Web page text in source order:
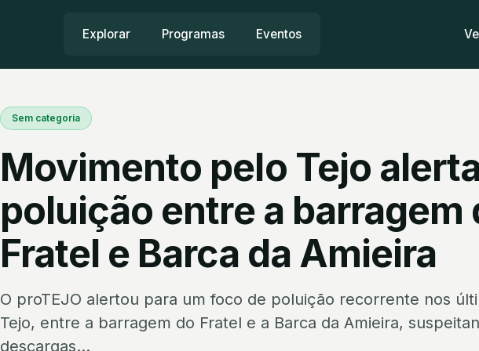
Explorar Programas Eventos
Sem categoria
Movimento pelo Tejo
poluição entre a barragem
Fratel e Barca da Amieira
O proTEJO alertou para um foco de poluição recorrente nos
Tejo, entre a barragem do Fratel e a Barca da Amieira,
descargas...